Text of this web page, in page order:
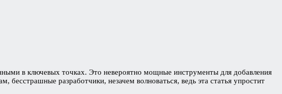
в ключевых точках. Это невероятно мощные инструменты для добавления
разработчики, незачем волноваться, ведь эта статья упростит